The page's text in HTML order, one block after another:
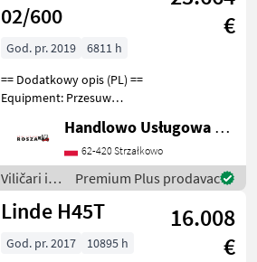
Sonstige
02/600
€
God. pr. 2019
6811 h
== Dodatkowy opis (PL) ==
Equipment: Przesuw
Wolny skok wideł
Additional info: Stan:
Bardzo dobry, Możliwość
UDT Gorivo: Gas, Tip tova: T
Handlowo Usługowa Alanex Alan Roszak
62-420 Strzałkowo
Viličari i
skladišna
tehnika /
Premium Plus prodavac
Linde H45T
16.008
€
God. pr. 2017 10895 h